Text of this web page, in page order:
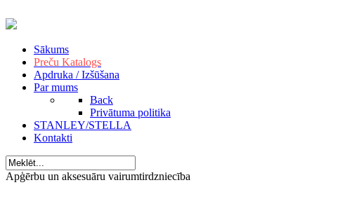
Sākums
Preču Katalogs
Apdruka / Izšūšana
Par mums
Back
Privātuma politika
STANLEY/STELLA
Kontakti
Apģērbu un aksesuāru vairumtirdzniecība